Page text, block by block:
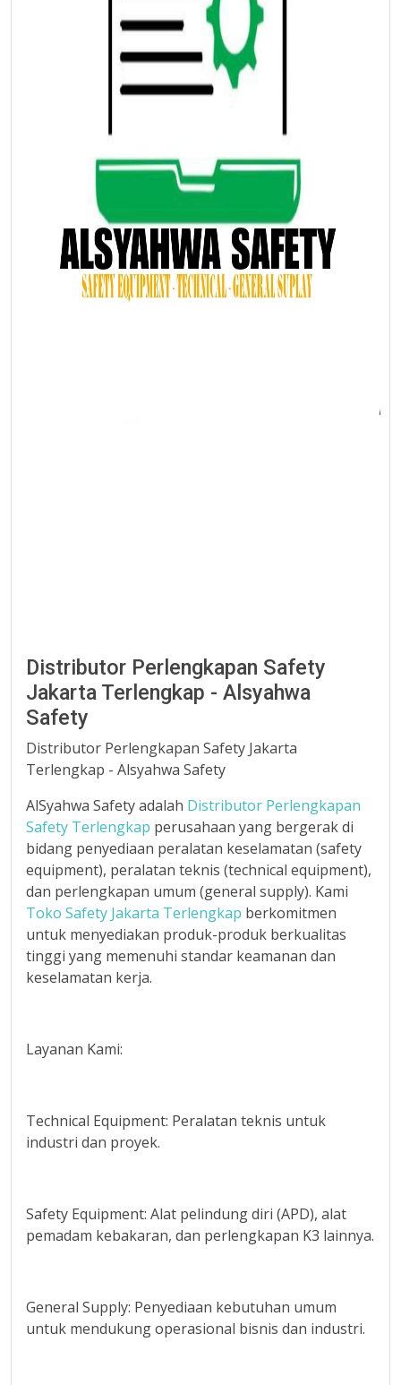
Distributor Perlengkapan Safety
Jakarta Terlengkap - Alsyahwa
Safety
Distributor Perlengkapan Safety Jakarta
Terlengkap - Alsyahwa Safety
AlSyahwa Safety adalah Distributor Perlengkapan
Safety Terlengkap perusahaan yang bergerak di
bidang penyediaan peralatan keselamatan (safety
equipment), peralatan teknis (technical equipment),
dan perlengkapan umum (general supply). Kami
Toko Safety Jakarta Terlengkap berkomitmen
untuk menyediakan produk-produk berkualitas
tinggi yang memenuhi standar keamanan dan
keselamatan kerja.
Layanan Kami:
Technical Equipment: Peralatan teknis untuk
industri dan proyek.
Safety Equipment: Alat pelindung diri (APD), alat
pemadam kebakaran, dan perlengkapan K3 lainnya.
General Supply: Penyediaan kebutuhan umum
untuk mendukung operasional bisnis dan industri.